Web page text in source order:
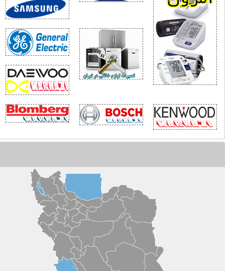
متفاوت از ۱۵۰ شبانه روز ایستادگی مردم مبعوث شده
فراتر از یک پیام
با دلسوزان نظام
واقعی جنگ ۴۰ روزه برای اقتصاد جهان
در دام جنگ ایران
پدیدارشناسانه درباره فروپاشی حرمت، تربیت و نسبت نسل‌ها در عصر فردگرایی
تهدید حمله بزرگ تا ترس از فرسایش پدافند؛ بازدارندگی جدید ایران در برابر آمریکا
اصلی سفر نخست‌وزیر عراق به تهران
دفاع از تنش‌زدایی با ایران
جان مرشایمر پذیرش تفاهم‌نامه ۱۷ ژوئن توسط ایران را یک «خطای محاسباتی راهبردی» می‌داند؟+فیلم
متجاوز فراموش می‌شود!
عطوان: چرا باید به حرکت جدید میانجی ها مشکوک باشیم؟